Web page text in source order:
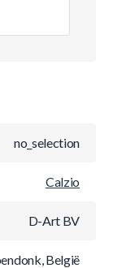
no_selection
Calzio
D-Art BV
België